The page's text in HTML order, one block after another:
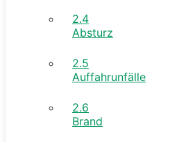
2.4
Absturz
2.5
Auffahrunfälle
2.6
Brand